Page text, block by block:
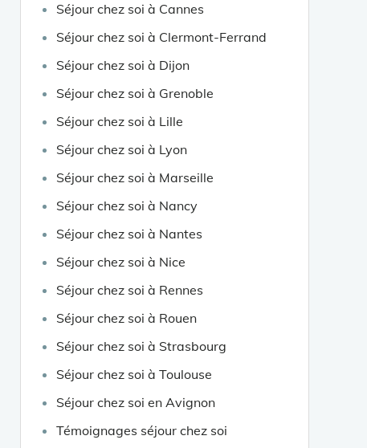
Séjour chez soi à Cannes
Séjour chez soi à Clermont-Ferrand
Séjour chez soi à Dijon
Séjour chez soi à Grenoble
Séjour chez soi à Lille
Séjour chez soi à Lyon
Séjour chez soi à Marseille
Séjour chez soi à Nancy
Séjour chez soi à Nantes
Séjour chez soi à Nice
Séjour chez soi à Rennes
Séjour chez soi à Rouen
Séjour chez soi à Strasbourg
Séjour chez soi à Toulouse
Séjour chez soi en Avignon
Témoignages séjour chez soi